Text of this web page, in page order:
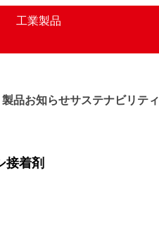
工業製品
製品お知らせサステナビリティ
接着剤